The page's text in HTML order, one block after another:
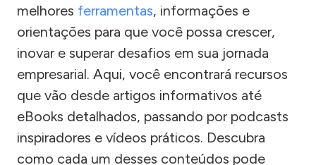
melhores ferramentas, informações e
orientações para que você possa crescer,
inovar e superar desafios em sua jornada
empresarial. Aqui, você encontrará recursos
que vão desde artigos informativos até
eBooks detalhados, passando por podcasts
inspiradores e vídeos práticos. Descubra
como cada um desses conteúdos pode